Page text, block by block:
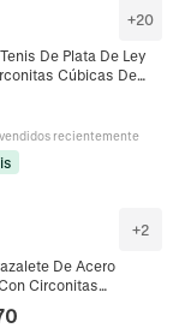
+20
De Plata De Ley
Cúbicas De
Joyas De Moda
Mujer
recientemente
+2
De Acero
Circonitas
Trébol Diseño Cadena
Mujer